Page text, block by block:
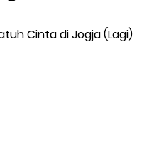
Cinta di Jogja (Lagi)